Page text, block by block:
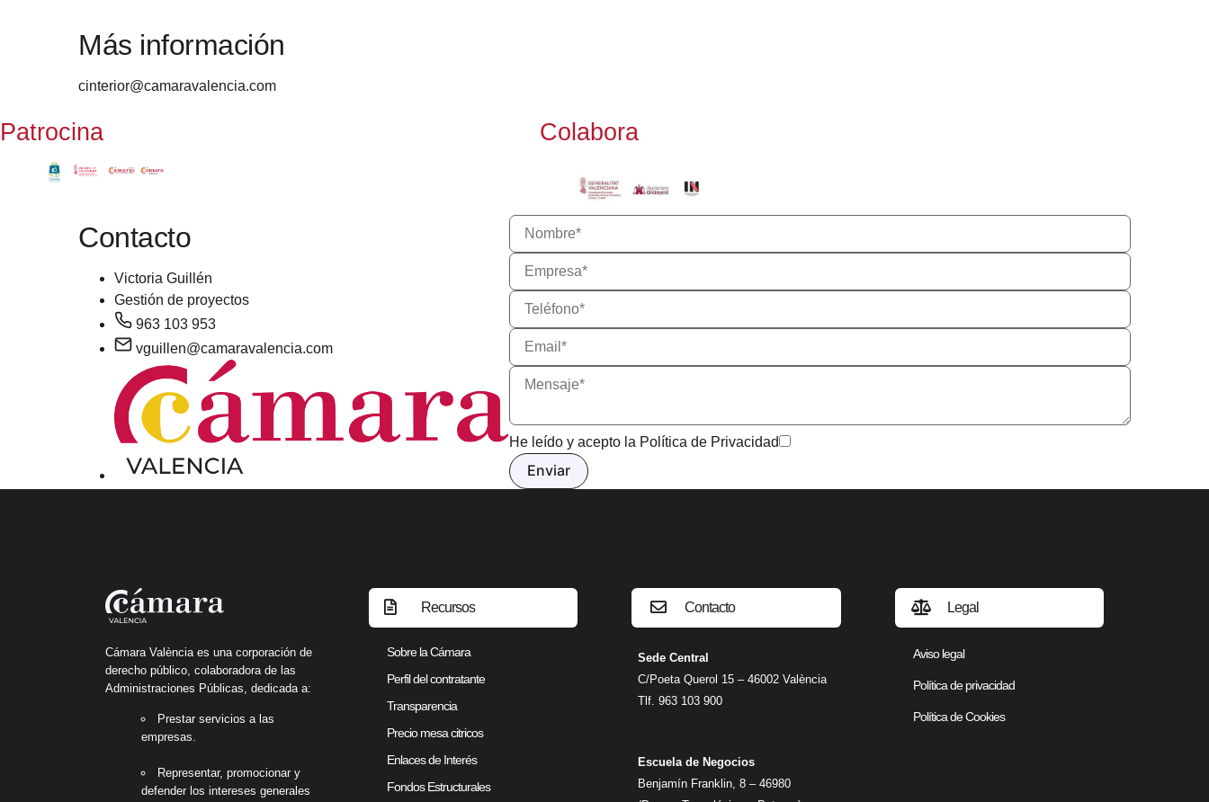
Más información
cinterior@camaravalencia.com
Patrocina Colabora
Contacto
Victoria Guillén
Gestión de proyectos
963 103 953
vguillen@camaravalencia.com
He leído y acepto la Política de Privacidad
Cámara València es una corporación de
derecho público, colaboradora de las
Administraciones Públicas, dedicada a:
Prestar servicios a las
empresas.
Representar, promocionar y
defender los intereses generales
Recursos
Sobre la Cámara
Perfil del contratante
Transparencia
Precio mesa citricos
Enlaces de Interés
Fondos Estructurales
Contacto
Sede Central
C/Poeta Querol 15 – 46002 València
Tlf. 963 103 900
Escuela de Negocios
Benjamín Franklin, 8 – 46980
Legal
Aviso legal
Política de privacidad
Política de Cookies